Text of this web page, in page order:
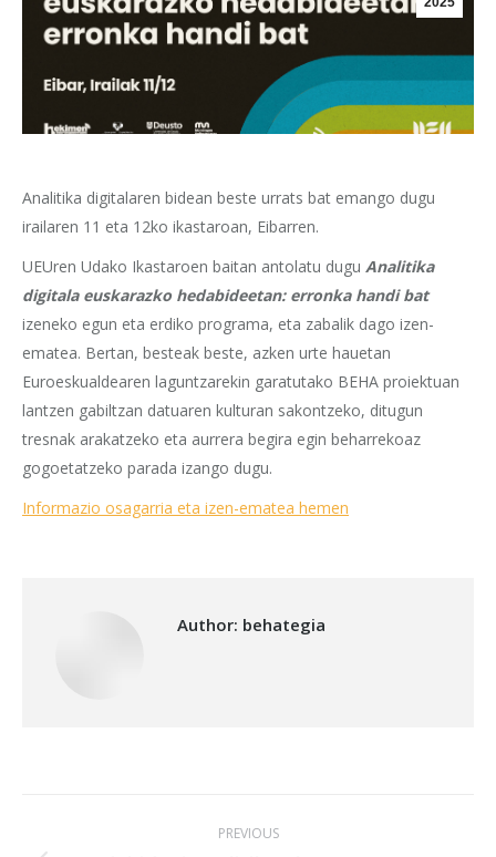
Analitika digitalaren bidean beste urrats bat emango dugu
irailaren 11 eta 12ko ikastaroan, Eibarren.
UEUren Udako Ikastaroen baitan antolatu dugu Analitika
digitala euskarazko hedabideetan: erronka handi bat
izeneko egun eta erdiko programa, eta zabalik dago izen-
ematea. Bertan, besteak beste, azken urte hauetan
Euroeskualdearen laguntzarekin garatutako BEHA proiektuan
lantzen gabiltzan datuaren kulturan sakontzeko, ditugun
tresnak arakatzeko eta aurrera begira egin beharrekoaz
gogoetatzeko parada izango dugu.
Informazio osagarria eta izen-ematea hemen
Author: behategia
PREVIOUS